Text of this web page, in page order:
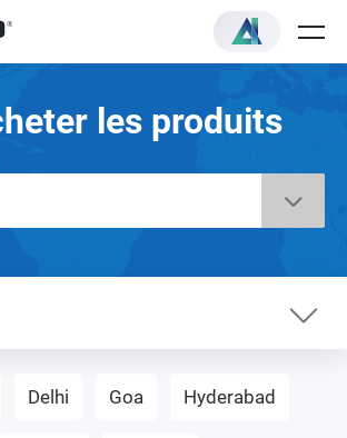
les produits
Delhi Goa Hyderabad